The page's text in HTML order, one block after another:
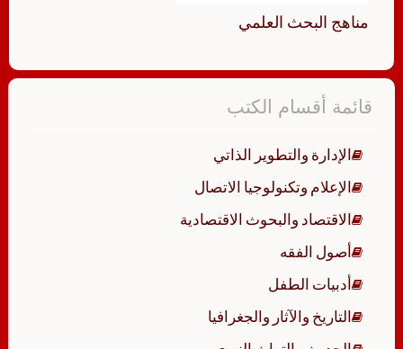
مناهج البحث العلمي
قائمة أقسام الكتب
الإدارة والتطوير الذاتي
الإعلام وتكنولوجيا الاتصال
الاقتصاد والبحوث الاقتصادية
أصول الفقه
أدبيات الطفل
التاريخ والآثار والجغرافيا